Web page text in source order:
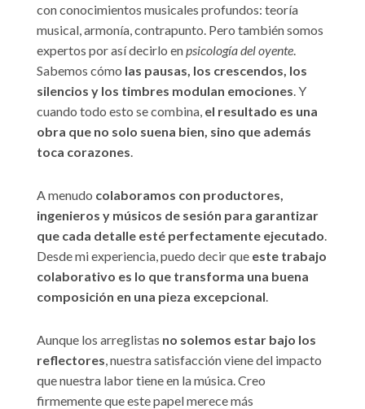
con conocimientos musicales profundos: teoría
musical, armonía, contrapunto. Pero también somos
expertos por así decirlo en psicología del oyente
Sabemos cómo las pausas, los crescendos, los
silencios y los timbres modulan emociones . Y
cuando todo esto se combina, el resultado es una
obra que no solo suena bien, sino que además
toca corazones
A menudo colaboramos con productores,
ingenieros y músicos de sesión para garantizar
que cada detalle esté perfectamente ejecutado
Desde mi experiencia, puedo decir que este trabajo
colaborativo es lo que transforma una buena
composición en una pieza excepcional
Aunque los arreglistas no solemos estar bajo los
reflectores , nuestra satisfacción viene del impacto
que nuestra labor tiene en la música. Creo
firmemente que este papel merece más